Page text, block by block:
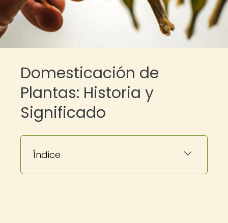
Domesticación de
Plantas: Historia y
Significado
Índice